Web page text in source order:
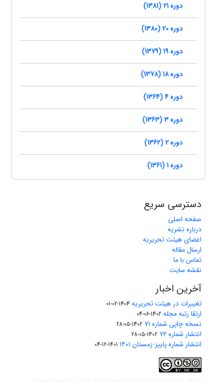
دوره 21 (1381)
دوره 20 (1380)
دوره 19 (1379)
دوره 18 (1378)
دوره 4 (1364)
دوره 3 (1363)
دوره 2 (1362)
دوره 1 (1361)
دسترسی سریع
صفحه اصلی
درباره نشریه
اعضای هیئت تحریریه
ارسال مقاله
تماس با ما
نقشه سایت
آخرین اخبار
تغییرات در هیئت تحریریه 1404-02-01
ارتقا رتبه مجله 1402-06-04
نسخه چاپی شماره ۷۱ 1402-05-28
انتشار شماره ۷۲ 1402-05-28
انتشار شماره پاییز-زمستان ۱۴۰۱ 1401-12-04